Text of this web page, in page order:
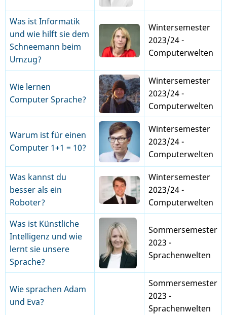
Was ist Informatik
und wie hilft sie dem
Schneemann beim
Umzug?
Wintersemester
2023/24 -
Computerwelten
Wie lernen
Computer Sprache?
Wintersemester
2023/24 -
Computerwelten
Warum ist für einen
Computer 1+1 = 10?
Wintersemester
2023/24 -
Computerwelten
Was kannst du
besser als ein
Roboter?
Wintersemester
2023/24 -
Computerwelten
Was ist Künstliche
Intelligenz und wie
lernt sie unsere
Sprache?
Sommersemester
2023 -
Sprachenwelten
Wie sprachen Adam
und Eva?
Sommersemester
2023 -
Sprachenwelten